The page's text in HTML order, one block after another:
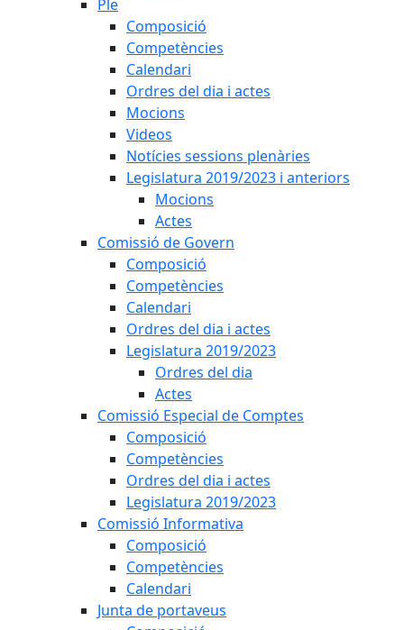
Ple
Composició
Competències
Calendari
Ordres del dia i actes
Mocions
Videos
Notícies sessions plenàries
Legislatura 2019/2023 i anteriors
Mocions
Actes
Comissió de Govern
Composició
Competències
Calendari
Ordres del dia i actes
Legislatura 2019/2023
Ordres del dia
Actes
Comissió Especial de Comptes
Composició
Competències
Ordres del dia i actes
Legislatura 2019/2023
Comissió Informativa
Composició
Competències
Calendari
Junta de portaveus